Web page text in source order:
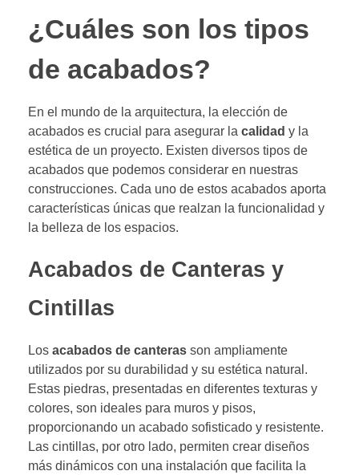
¿Cuáles son los tipos
de acabados?
En el mundo de la arquitectura, la elección de
acabados es crucial para asegurar la calidad y la
estética de un proyecto. Existen diversos tipos de
acabados que podemos considerar en nuestras
construcciones. Cada uno de estos acabados aporta
características únicas que realzan la funcionalidad y
la belleza de los espacios.
Acabados de Canteras y
Cintillas
Los acabados de canteras son ampliamente
utilizados por su durabilidad y su estética natural.
Estas piedras, presentadas en diferentes texturas y
colores, son ideales para muros y pisos,
proporcionando un acabado sofisticado y resistente.
Las cintillas, por otro lado, permiten crear diseños
más dinámicos con una instalación que facilita la